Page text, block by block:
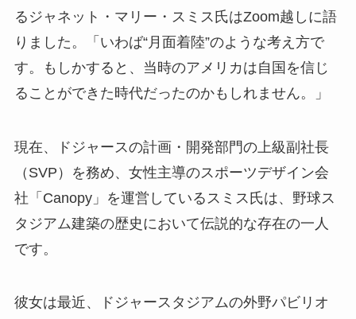
るジャネット・マリー・スミス氏はZoom越しに語
りました。「いわば“月面着陸”のような考え方で
す。もしかすると、当時のアメリカは自国を信じ
ることができた時代だったのかもしれません。」
現在、ドジャースの計画・開発部門の上級副社長
（SVP）を務め、女性主導のスポーツデザイン会
社「Canopy」を運営しているスミス氏は、野球ス
タジアム建築の歴史において伝説的な存在の一人
です。
彼女は最近、ドジャースタジアムの外野パビリオ